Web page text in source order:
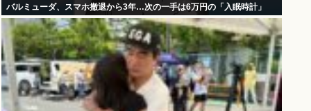
バルミューダ、スマホ撤退から3年…次の一手は6万円の「入眠時計」